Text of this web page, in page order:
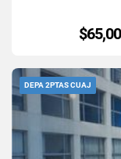
DEPA 2PTAS CUAJ